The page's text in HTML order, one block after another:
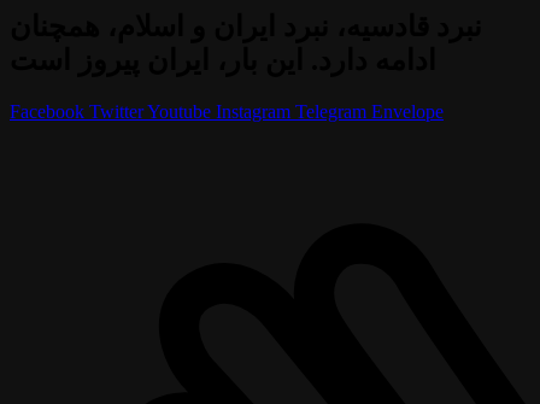
Facebook TwitterYoutube Instagram Telegram Envelope